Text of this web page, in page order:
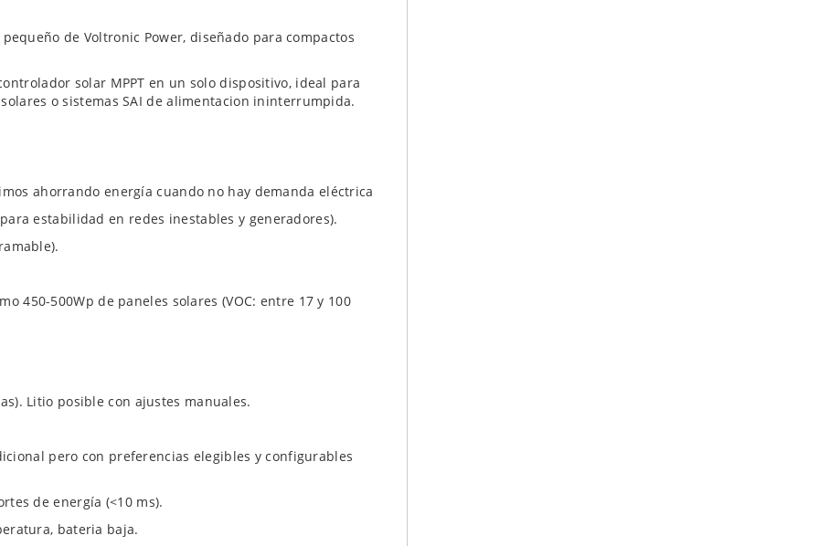
de Voltronic Power, diseñado para compactos
solar MPPT en un solo dispositivo, ideal para
o sistemas SAI de alimentacion ininterrumpida.
ahorrando energía cuando no hay demanda eléctrica
estabilidad en redes inestables y generadores).
450-500Wp de paneles solares (VOC: entre 17 y 100
Litio posible con ajustes manuales.
pero con preferencias elegibles y configurables
de energía (<10 ms).
bateria baja.